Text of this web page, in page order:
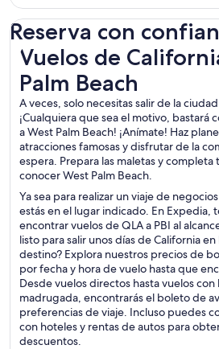
Reserva con
Vuelos de
Palm Beach
A veces, solo necesitas salir de la
¡Cualquiera que sea el motivo, bastará
a West Palm Beach! ¡Anímate! Haz
atracciones famosas y disfrutar de la
espera. Prepara las maletas y
conocer West Palm Beach.
Ya sea para realizar un viaje de
estás en el lugar indicado. En Expedia,
encontrar vuelos de QLA a PBI al
listo para salir unos días de California
destino? Explora nuestros precios de
por fecha y hora de vuelo hasta que
Desde vuelos directos hasta vuelos con
madrugada, encontrarás el boleto de
preferencias de viaje. Incluso puedes
con hoteles y rentas de autos para
descuentos.
Vuelos de California a West Palm